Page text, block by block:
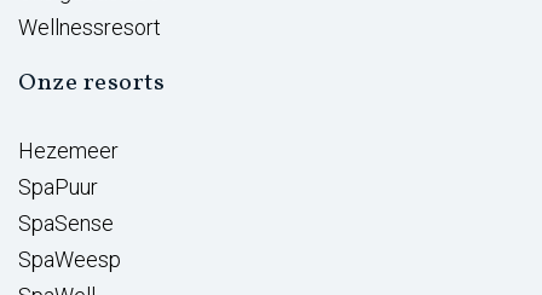
Wellnessresort
Onze resorts
Hezemeer
SpaPuur
SpaSense
SpaWeesp